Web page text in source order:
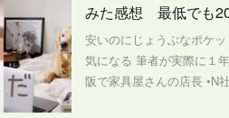
みた感想 最低でも
安いのにじょうぶなポケ
気になる 筆者が実際に１
阪で家具屋さんの店長 •N